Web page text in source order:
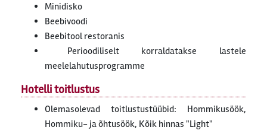
Minidisko
Beebivoodi
Beebitool restoranis
Perioodiliselt korraldatakse lastele
meelelahutusprogramme
Hotelli toitlustus
Olemasolevad toitlustustüübid: Hommikusöök,
Hommiku- ja õhtusöök, Kõik hinnas "Light"